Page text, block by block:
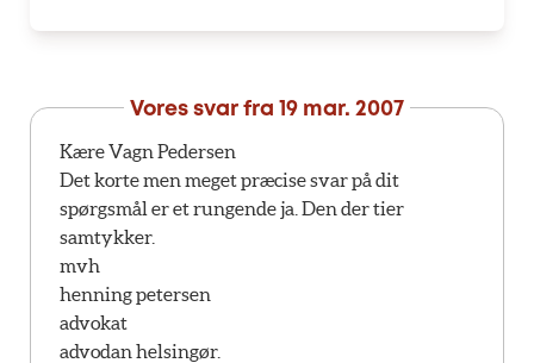
Vores svar fra 19 mar. 2007
Kære Vagn Pedersen
Det korte men meget præcise svar på dit
spørgsmål er et rungende ja. Den der tier
samtykker.
mvh
henning petersen
advokat
advodan helsingør.